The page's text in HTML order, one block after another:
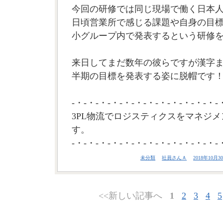
今回の研修では同じ現場で働く日本
日頃営業所で感じる課題や自身の目
小グループ内で発表するという研修
来日してまだ数年の彼らですが漢字
半期の目標を発表する姿に脱帽です
-・-・-・-・-・-・-・-・-・-・-・-・-
3PL物流でロジスティクスをマネジ
す。
-・-・-・-・-・-・-・-・-・-・-・-・-
未分類 社員さんＡ 2018年10月
<<新しい記事へ 1 2 3 4 5